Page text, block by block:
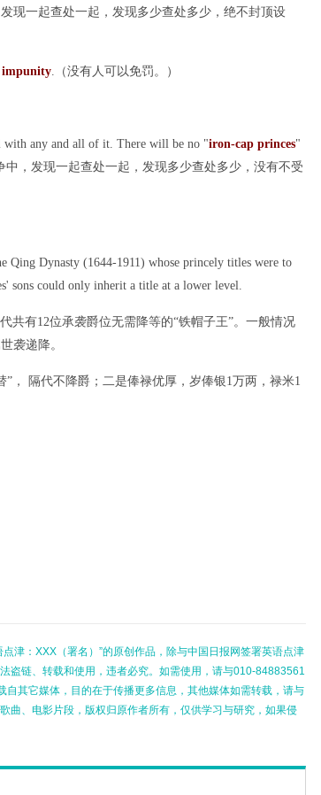
现一起查处一起，发现多少查处多少，绝不封顶设
impunity.（没有人可以免罚。）
any and all of it. There will be no "iron-cap princes"
中，发现一起查处一起，发现多少查处多少，没有不受
Qing Dynasty (1644-1911) whose princely titles were to
sons could only inherit a title at a lower level.
共有12位承袭爵位无需降等的“铁帽子王”。一般情况
袭递降。
， 隔代不降爵；二是俸禄优厚，岁俸银1万两，禄米1
津：XXX（署名）”的原创作品，除与中国日报网签署英语点津
盗链、转载和使用，违者必究。如需使用，请与010-84883561
自其它媒体，目的在于传播更多信息，其他媒体如需转载，请与
曲、电影片段，版权归原作者所有，仅供学习与研究，如果侵